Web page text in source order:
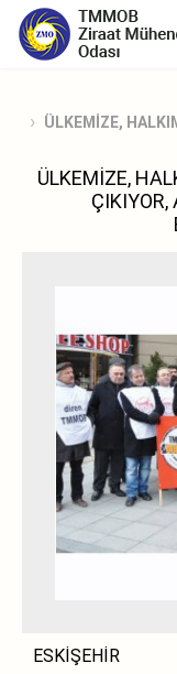
ÜLKEMİZE,
ÜLKEMİZE,
ÇIKIYOR,
ESKİŞEHİR